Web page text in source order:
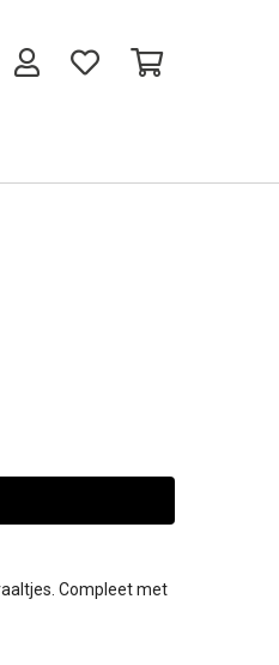
Compleet met